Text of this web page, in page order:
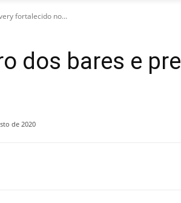
fortalecido no...
dos bares e
de 2020